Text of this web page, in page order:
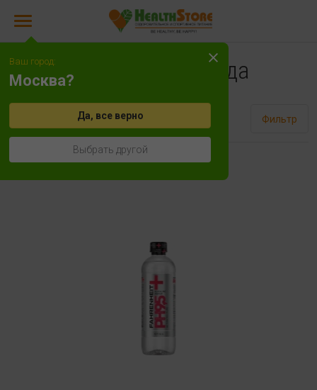
Кислородная вода
Сортировать Фильтр
Ваш город:
Москва?
Да, все верно
Выбрать другой